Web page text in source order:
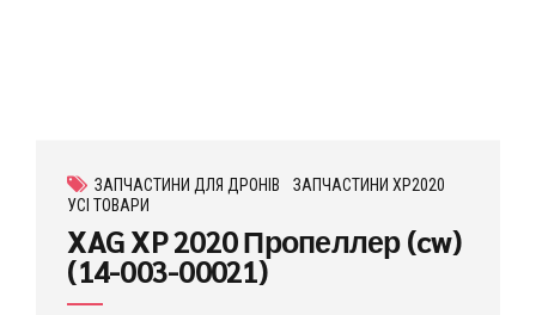
ЗАПЧАСТИНИ ДЛЯ ДРОНІВ
ЗАПЧАСТИНИ XP2020
УСІ ТОВАРИ
XAG XP 2020 Пропеллер (cw)
(14-003-00021)